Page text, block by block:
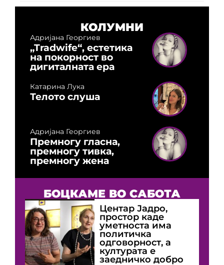
КОЛУМНИ
Адријана Георгиев
„Tradwife“, естетика
на покорност во
дигиталната ера
Катарина Лука
Телото слуша
Адријана Георгиев
Премногу гласна,
премногу тивка,
премногу жена
БОЦКАМЕ ВО САБОТА
Центар Јадро,
простор каде
уметноста има
политичка
одговорност, а
културата е
заедничко добро